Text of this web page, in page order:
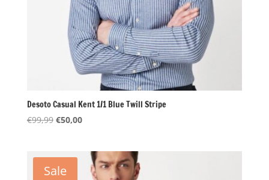
Desoto Casual Kent 1/1 Blue Twill Stripe
€99,99 Oorspronkelijke
€99,99.
€50,00Huidige
€50,00.
Sale